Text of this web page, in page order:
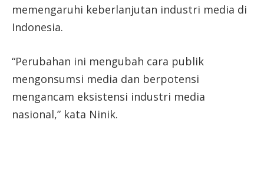
memengaruhi keberlanjutan industri media di
Indonesia.
“Perubahan ini mengubah cara publik
mengonsumsi media dan berpotensi
mengancam eksistensi industri media
nasional,” kata Ninik.